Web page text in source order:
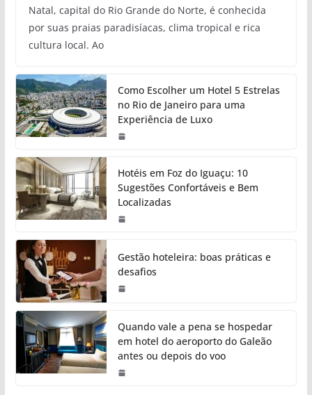
Natal, capital do Rio Grande do Norte, é conhecida
por suas praias paradisíacas, clima tropical e rica
cultura local. Ao
Como Escolher um Hotel 5 Estrelas
no Rio de Janeiro para uma
Experiência de Luxo
Hotéis em Foz do Iguaçu: 10
Sugestões Confortáveis e Bem
Localizadas
Gestão hoteleira: boas práticas e
desafios
Quando vale a pena se hospedar
em hotel do aeroporto do Galeão
antes ou depois do voo